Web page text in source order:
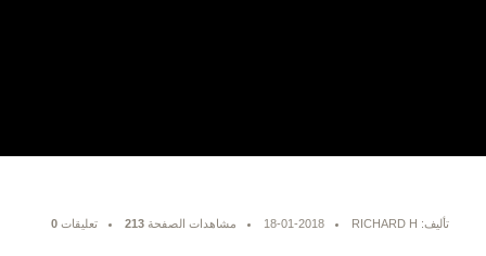
تأليف: RICHARD H 18-01-2018 مشاهدات الصفحة 213 تعليقات 0